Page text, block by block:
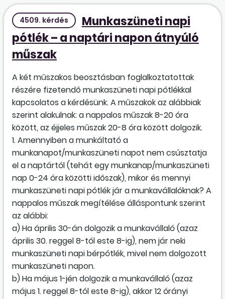
4509. kérdés
Munkaszüneti napi
pótlék – a naptári napon átnyúló
műszak
A két műszakos beosztásban foglalkoztatottak
részére fizetendő munkaszüneti napi pótlékkal
kapcsolatos a kérdésünk. A műszakok az alábbiak
szerint alakulnak: a nappalos műszak 8-20 óra
között, az éjjeles műszak 20-8 óra között dolgozik.
1. Amennyiben a munkáltató a
munkanapot/munkaszüneti napot nem csúsztatja
el a naptártól (tehát egy munkanap/munkaszüneti
nap 0-24 óra közötti időszak), mikor és mennyi
munkaszüneti napi pótlék jár a munkavállalóknak? A
nappalos műszak megítélése álláspontunk szerint
az alábbi:
a) Ha április 30-án dolgozik a munkavállaló (azaz
április 30. reggel 8-tól este 8-ig), nem jár neki
munkaszüneti napi bérpótlék, mivel nem dolgozott
munkaszüneti napon.
b) Ha május 1-jén dolgozik a munkavállaló (azaz
május 1. reggel 8-tól este 8-ig), akkor 12 órányi